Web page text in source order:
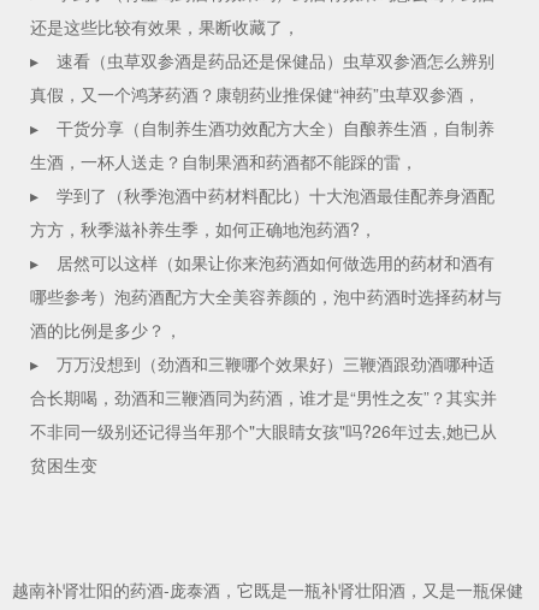
还是这些比较有效果，果断收藏了，
▸
速看（虫草双参酒是药品还是保健品）虫草双参酒怎么辨别
真假，又一个鸿茅药酒？康朝药业推保健“神药”虫草双参酒，
▸
干货分享（自制养生酒功效配方大全）自酿养生酒，自制养
生酒，一杯人送走？自制果酒和药酒都不能踩的雷，
▸
学到了（秋季泡酒中药材料配比）十大泡酒最佳配养身酒配
方方，秋季滋补养生季，如何正确地泡药酒?，
▸
居然可以这样（如果让你来泡药酒如何做选用的药材和酒有
哪些参考）泡药酒配方大全美容养颜的，泡中药酒时选择药材与
酒的比例是多少？，
▸
万万没想到（劲酒和三鞭哪个效果好）三鞭酒跟劲酒哪种适
合长期喝，劲酒和三鞭酒同为药酒，谁才是“男性之友”？其实并
不非同一级别还记得当年那个"大眼睛女孩"吗?26年过去,她已从
贫困生变
越南补肾壮阳的药酒-庞泰酒，它既是一瓶补肾壮阳酒 ，又是一瓶保健